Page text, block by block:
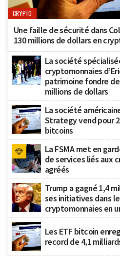
CRYPTO
Une faille de sécurité dans
130 millions de dollars en
La société
cryptomonnaies
patrimoine fondre
millions de dollars
La société
Strategy vend pour
bitcoins
La FSMA met en
de services liés aux
agréés
Trump a gagné 1,4
ses initiatives dans
cryptomonnaies en
Les ETF bitcoin
record de 4,1